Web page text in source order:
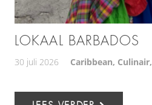
LOKAAL BARBADOS
30 juli 2026 Caribbean, Culinair,